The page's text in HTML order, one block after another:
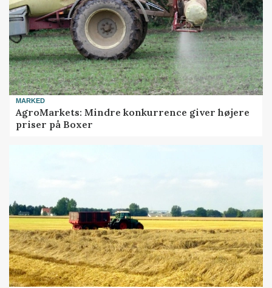
MARKED
AgroMarkets: Mindre konkurrence giver højere
priser på Boxer